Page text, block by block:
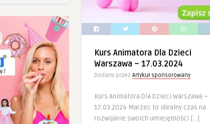
Kurs Animatora Dla Dzieci
Warszawa – 17.03.2024
Dodany przez Artykuł sponsorowany
Kurs Animatora Dla Dzieci Warszawa –
17.03.2024 Marzec to idealny czas na
rozwijanie swoich umiejętności […]